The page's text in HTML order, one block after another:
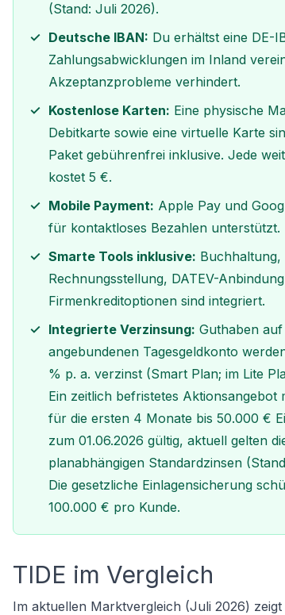
(Stand: Juli 2026).
Deutsche IBAN: Du erhältst eine DE-
Zahlungsabwicklungen im Inland
Akzeptanzprobleme verhindert.
Kostenlose Karten: Eine physische
Debitkarte sowie eine virtuelle Karte
Paket gebührenfrei inklusive. Jede
kostet 5 €.
Mobile Payment: Apple Pay und
für kontaktloses Bezahlen unterstützt.
Smarte Tools inklusive: Buchhaltung,
Rechnungsstellung, DATEV-
Firmenkreditoptionen sind integriert.
Integrierte Verzinsung: Guthaben auf
angebundenen Tagesgeldkonto
% p. a. verzinst (Smart Plan; im Lite
Ein zeitlich befristetes Aktionsangebot
für die ersten 4 Monate bis 50.000 €
zum 01.06.2026 gültig, aktuell gelten
planabhängigen Standardzinsen
Die gesetzliche Einlagensicherung
100.000 € pro Kunde.
TIDE im Vergleich
Im aktuellen Marktvergleich (Juli 2026)